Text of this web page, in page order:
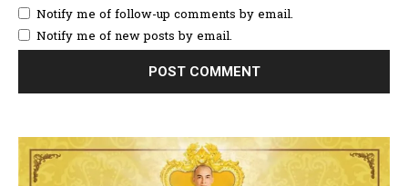
Notify me of follow-up comments by email.
Notify me of new posts by email.